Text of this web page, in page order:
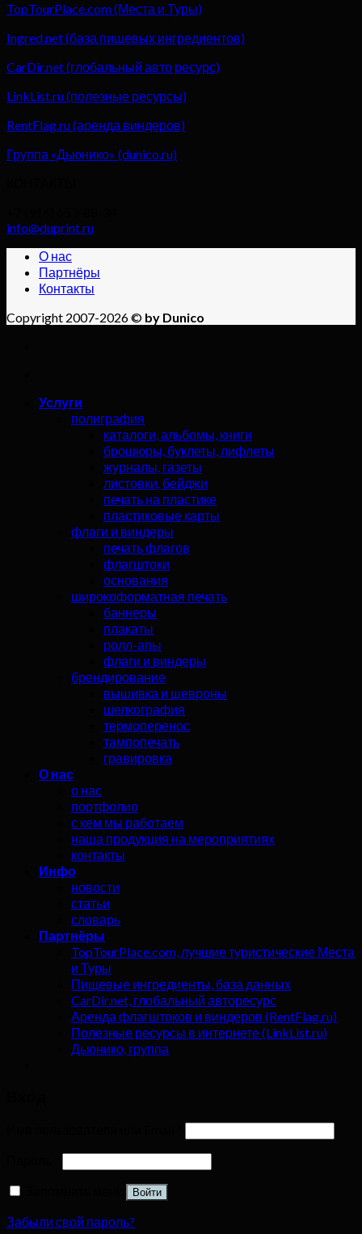
TopTourPlace.com (Места и Туры)
Ingred.net (база пищевых ингредиентов)
CarDir.net (глобальный авто ресурс)
LinkList.ru (полезные ресурсы)
RentFlag.ru (аренда виндеров)
Группа «Дьюнико» (dunico.ru)
info@duprint.ru
О нас
Партнёры
Контакты
Copyright 2007-2026 © by Dunico
Услуги
полиграфия
каталоги, альбомы, книги
брошюры, буклеты, лифлеты
журналы, газеты
листовки, бейджи
печать на пластике
пластиковые карты
флаги и виндеры
печать флагов
флагштоки
основания
широкоформатная печать
баннеры
плакаты
ролл-апы
флаги и виндеры
брендирование
вышивка и шевроны
шелкография
термоперенос
тампопечать
гравировка
О нас
о нас
портфолио
с кем мы работаем
наша продукция на мероприятиях
контакты
Инфо
новости
статьи
словарь
Партнёры
TopTourPlace.com, лучшие туристические Места
и Туры
Пищевые ингредиенты, база данных
CarDir.net, глобальный авторесурс
Аренда флагштоков и виндеров (RentFlag.ru)
Полезные ресурсы в интернете (LinkList.ru)
Дьюнико, группа
Войти
Забыли свой пароль?